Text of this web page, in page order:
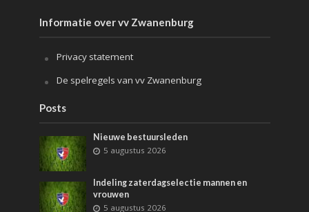
Informatie over vv Zwanenburg
Privacy statement
De spelregels van vv Zwanenburg
Posts
Nieuwe bestuursleden
5 augustus 2026
Indeling zaterdagselectie mannen en
vrouwen
5 augustus 2026